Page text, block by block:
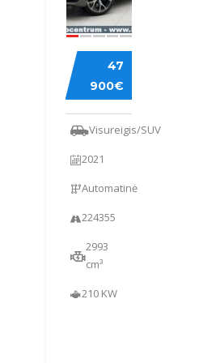
47
900€
BMW
X6
Visureigis/SUV
2021
Automatinė
224355
2993
cm³
210 KW